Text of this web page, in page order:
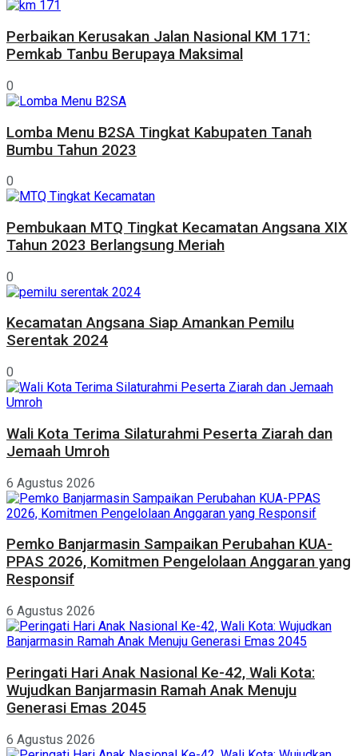
Perbaikan Kerusakan Jalan Nasional KM 171:
Pemkab Tanbu Berupaya Maksimal
0
Lomba Menu B2SA Tingkat Kabupaten Tanah
Bumbu Tahun 2023
0
Pembukaan MTQ Tingkat Kecamatan Angsana XIX
Tahun 2023 Berlangsung Meriah
0
Kecamatan Angsana Siap Amankan Pemilu
Serentak 2024
0
Wali Kota Terima Silaturahmi Peserta Ziarah dan
Jemaah Umroh
6 Agustus 2026
Pemko Banjarmasin Sampaikan Perubahan KUA-
PPAS 2026, Komitmen Pengelolaan Anggaran yang
Responsif
6 Agustus 2026
Peringati Hari Anak Nasional Ke-42, Wali Kota:
Wujudkan Banjarmasin Ramah Anak Menuju
Generasi Emas 2045
6 Agustus 2026